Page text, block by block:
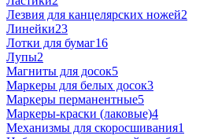
Лезвия для канцелярских ножей2
Линейки23
Лотки для бумаг16
Лупы2
Магниты для досок5
Маркеры для белых досок3
Маркеры перманентные5
Маркеры-краски (лаковые)4
Механизмы для скоросшивания1